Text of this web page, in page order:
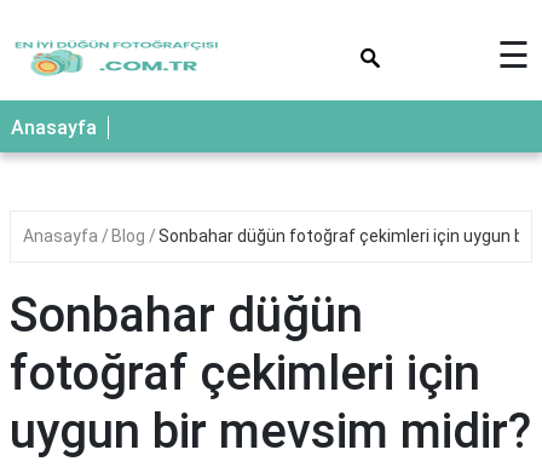
☰
Anasayfa
Anasayfa Blog Sonbahar düğün fotoğraf çekimleri için uygun bir
Sonbahar düğün
fotoğraf çekimleri için
uygun bir mevsim midir?